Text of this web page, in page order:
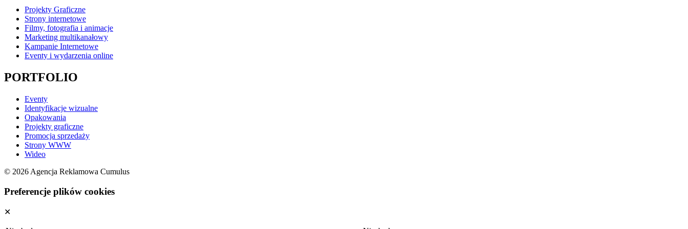
Projekty Graficzne
Strony internetowe
Filmy, fotografia i animacje
Marketing multikanałowy
Kampanie Internetowe
Eventy i wydarzenia online
PORTFOLIO
Eventy
Identyfikacje wizualne
Opakowania
Projekty graficzne
Promocja sprzedaży
Strony WWW
Wideo
© 2026 Agencja Reklamowa Cumulus
Preferencje plików cookies
✕